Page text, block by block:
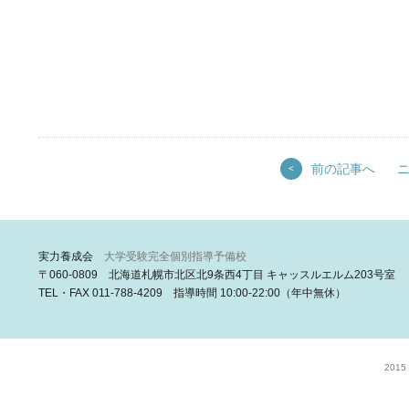
< 前の記事へ
実力養成会 大学受験完全個別指導予備校
〒060-0809 北海道札幌市北区北9条西4丁目 キャッスルエルム203号室
TEL・FAX 011-788-4209 指導時間 10:00-22:00（年中無休）
2015